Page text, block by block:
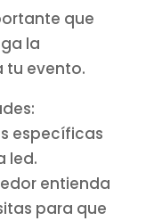
que
la
tu evento.
específicas
led.
entienda
para que